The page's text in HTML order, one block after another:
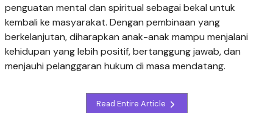
penguatan mental dan spiritual sebagai bekal untuk
kembali ke masyarakat. Dengan pembinaan yang
berkelanjutan, diharapkan anak-anak mampu menjalani
kehidupan yang lebih positif, bertanggung jawab, dan
menjauhi pelanggaran hukum di masa mendatang.
Read Entire Article